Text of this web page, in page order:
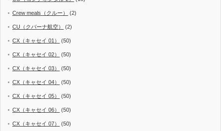
Crew meals（クルー） (2)
CU（クバーナ航空） (2)
CX（キャセイ 01） (50)
CX（キャセイ 02） (50)
CX（キャセイ 03） (50)
CX（キャセイ 04） (50)
CX（キャセイ 05） (50)
CX（キャセイ 06） (50)
CX（キャセイ 07） (50)